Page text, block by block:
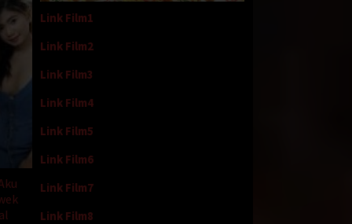
apa
ia
Link Film1
Link Film2
Link Film3
Link Film4
Link Film5
Link Film6
Link Film7
Link Film8